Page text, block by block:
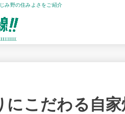
み野の住みよさをご紹介
にこだわる自